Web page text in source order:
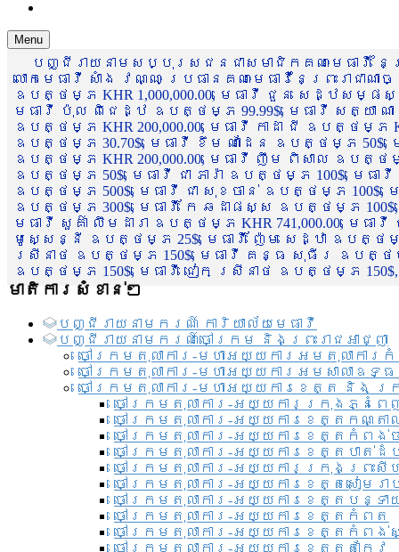
Menu
បញ្ជីរាយនាមសប្បុរសជនជាសមាជិកគណៈមេធាវី
លោកមេធាវី សាំង វណ្ណៈ ប្រធានគណៈមេធាវីនៃព្រះរា
ឧបត្ថម្ភ KHR 1,000,000.00, មេធាវី ជួន សេដ្ឋស
មេធាវី ប៉ុល ពិជេដ្ឋ ឧបត្ថម្ភ 99.99$, មេធាវី សត្យា ណ
ឧបត្ថម្ភ KHR 200,000.00, មេធាវី កាដា ជី ឧបត្ថម្ភ
ឧបត្ថម្ភ 30.70$, មេធាវី ខឹម ណាដែន ឧបត្ថម្ភ 50$,
ឧបត្ថម្ភ KHR 200,000.00, មេធាវី ញឹម ពិសាល ឧបត្ថ
ឧបត្ថម្ភ 50$, មេធាវី ជា ភារ៉ា ឧបត្ថម្ភ 100$, មេ
ឧបត្ថម្ភ 500$, មេធាវី ជា សុខចាន់ ឧបត្ថម្ភ
ឧបត្ថម្ភ 300$, មេធាវី កែ ឆដាផស្ស ឧបត្ថម្ភ
មេធាវី សួគ៌ា លឹមដារា ឧបត្ថម្ភ KHR 741,000.00, មេ
មូសេ្សន្នី ឧបត្ថម្ភ 25$, មេធាវី ញ៉ែម សេដ្ឋា ឧបត្ថ
ស្រីនាថ ឧបត្ថម្ភ 150$, មេធាវី គន្ធ សុធីរ ឧបត្ថម្ភ
ឧបត្ថម្ភ 150$, មេធាវី ជៀក ស្រីនាថ ឧបត្ថម្ភ 150$,
មាតិការសំខាន់ៗ
បញ្ជី​រាយ​នាមករណ៍ ការិយាល័យ​មេធាវី​
បញ្ជី​រាយ​នាមករណ៍​ចៅក្រម និងព្រះរាជអាជ្ញា
ចៅក្រមតុលាការ-មហាអយ្យការអមតុលាការ
ចៅក្រមតុលាការ-មហាអយ្យការអមសាលាឧទ្
ចៅក្រមតុលាការ-មហាអយ្យការខេត្ត និង ក្
ចៅក្រមតុលាការ-អយ្យការក្រុងភ្នំពេ
ចៅក្រមតុលាការ-អយ្យការខេត្តកណ្តា
ចៅក្រមតុលាការ-អយ្យការខេត្តកំពង់ច
ចៅក្រមតុលាការ-អយ្យការខេត្តបាត់ដំ
ចៅក្រមតុលាការ-អយ្យការ​ក្រុងព្រះសី
ចៅក្រមតុលាការ-អយ្យការខេត្តសៀមរា
ចៅក្រមតុលាការ-អយ្យការខេត្តបន្ទា
ចៅក្រមតុលាការ-អយ្យការខេត្តកំពត
ចៅក្រមតុលាការ-អយ្យការខេត្តកំពង់
ចៅក្រមតុលាការ-អយ្យការខេត្តតាកែវ